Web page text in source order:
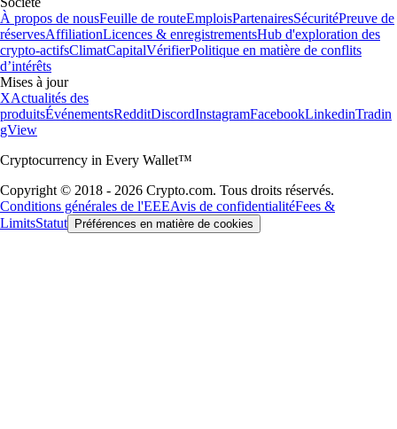
À propos de nousFeuille de routeEmploisPartenairesSécuritéPreuve de
réservesAffiliationLicences & enregistrementsHub d'exploration des
crypto-actifsClimatCapitalVérifierPolitique en matière de conflits
d’intérêts
Mises à jour
XActualités des
produitsÉvénementsRedditDiscordInstagramFacebookLinkedinTradin
gView
Cryptocurrency in Every Wallet™
Copyright © 2018 - 2026 Crypto.com. Tous droits réservés.
Conditions générales de l'EEEAvis de confidentialitéFees &
LimitsStatut Préférences en matière de cookies